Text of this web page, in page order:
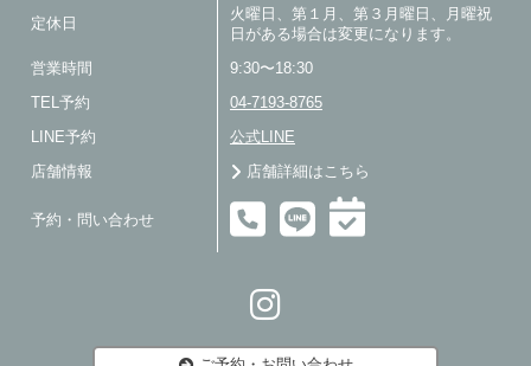
定休日
火曜日、第１月、第３月曜日、月曜祝
日がある場合は変更になります。
営業時間 9:30〜18:30
TEL予約 04-7193-8765
LINE予約 公式LINE
店舗情報 店舗詳細はこちら
予約・問い合わせ